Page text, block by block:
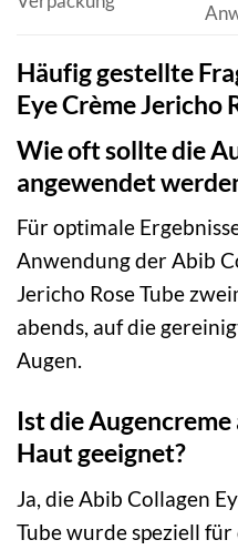
Häufig gestellte
Eye Crème Jericho
Wie oft sollte die
angewendet
Für optimale
Anwendung der Abib
Jericho Rose Tube
abends, auf die
Augen.
Ist die
Haut geeignet?
Ja, die Abib Collagen
Tube wurde speziell